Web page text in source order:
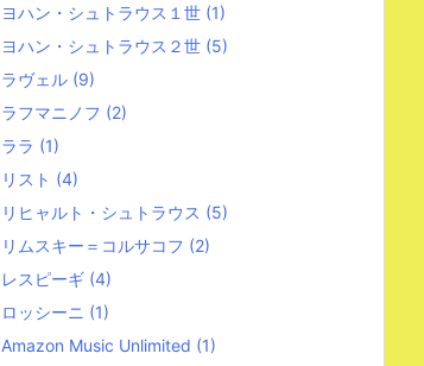
ヨハン・シュトラウス１世 (1)
ヨハン・シュトラウス２世 (5)
ラヴェル (9)
ラフマニノフ (2)
ララ (1)
リスト (4)
リヒャルト・シュトラウス (5)
リムスキー＝コルサコフ (2)
レスピーギ (4)
ロッシーニ (1)
Amazon Music Unlimited (1)